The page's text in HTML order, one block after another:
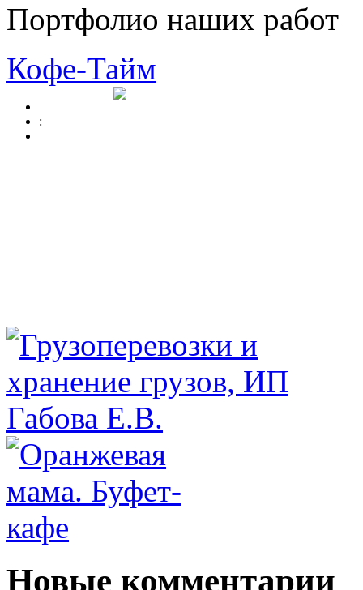
Портфолио наших работ
Кофе-Тайм
:
Новые комментарии